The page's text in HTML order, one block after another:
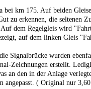
bei km 175. Auf beiden
zu erkennen, die seltenen
dem Regelgleis wird
auf dem linken Gleis
Signalbrücke wurden
Zeichnungen erstellt.
an den in der Anlage
angepasst. ( Original nur